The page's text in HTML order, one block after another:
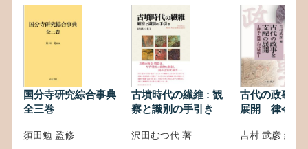
国分寺研究綜合事典
全三巻
須田勉 監修
古墳時代の繊維 : 観
察と識別の手引き
沢田むつ代 著
古代の政事と
展開 律令・
吉村 武彦 編集